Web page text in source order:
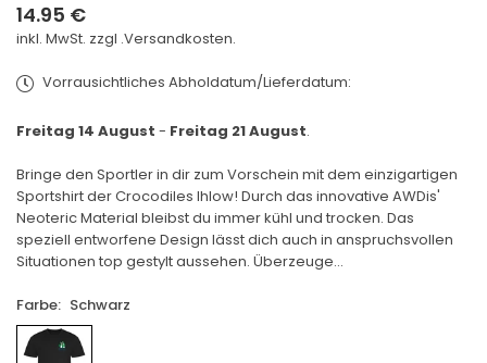
Normaler
Preis
14.95 €
inkl. MwSt. zzgl .Versandkosten.
Vorrausichtliches Abholdatum/Lieferdatum:
Freitag 14 August - Freitag 21 August.
Bringe den Sportler in dir zum Vorschein mit dem einzigartigen
Sportshirt der Crocodiles Ihlow! Durch das innovative AWDis'
Neoteric Material bleibst du immer kühl und trocken. Das
speziell entworfene Design lässt dich auch in anspruchsvollen
Situationen top gestylt aussehen. Überzeuge...
Farbe: Schwarz